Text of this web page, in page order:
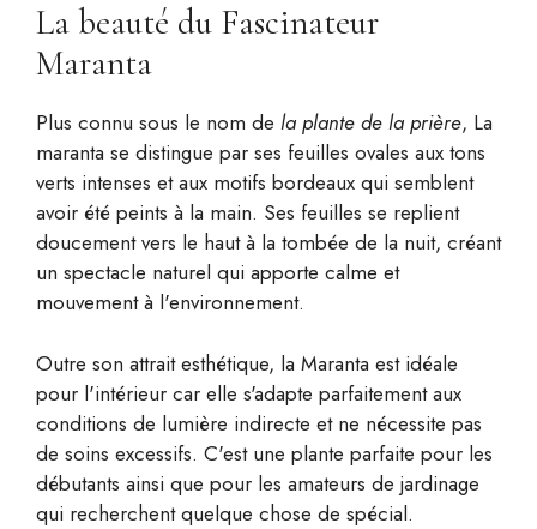
La beauté du Fascinateur
Maranta
Plus connu sous le nom de la plante de la prière, La
maranta se distingue par ses feuilles ovales aux tons
verts intenses et aux motifs bordeaux qui semblent
avoir été peints à la main. Ses feuilles se replient
doucement vers le haut à la tombée de la nuit, créant
un spectacle naturel qui apporte calme et
mouvement à l'environnement.
Outre son attrait esthétique, la Maranta est idéale
pour l'intérieur car elle s'adapte parfaitement aux
conditions de lumière indirecte et ne nécessite pas
de soins excessifs. C'est une plante parfaite pour les
débutants ainsi que pour les amateurs de jardinage
qui recherchent quelque chose de spécial.